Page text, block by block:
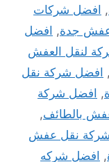
, افضل شركات
جدة, افضل
لنقل العفش
, افضل شركة نقل
, افضل شركة
بالطائف,
نقل عفش
, افضل شركه